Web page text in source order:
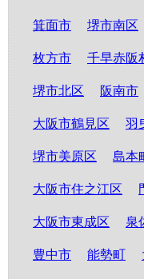
箕面市 堺市南区
枚方市 千早赤阪
堺市北区 阪南市
大阪市鶴見区 羽
堺市美原区 島本
大阪市住之江区
大阪市東成区 泉
豊中市 能勢町